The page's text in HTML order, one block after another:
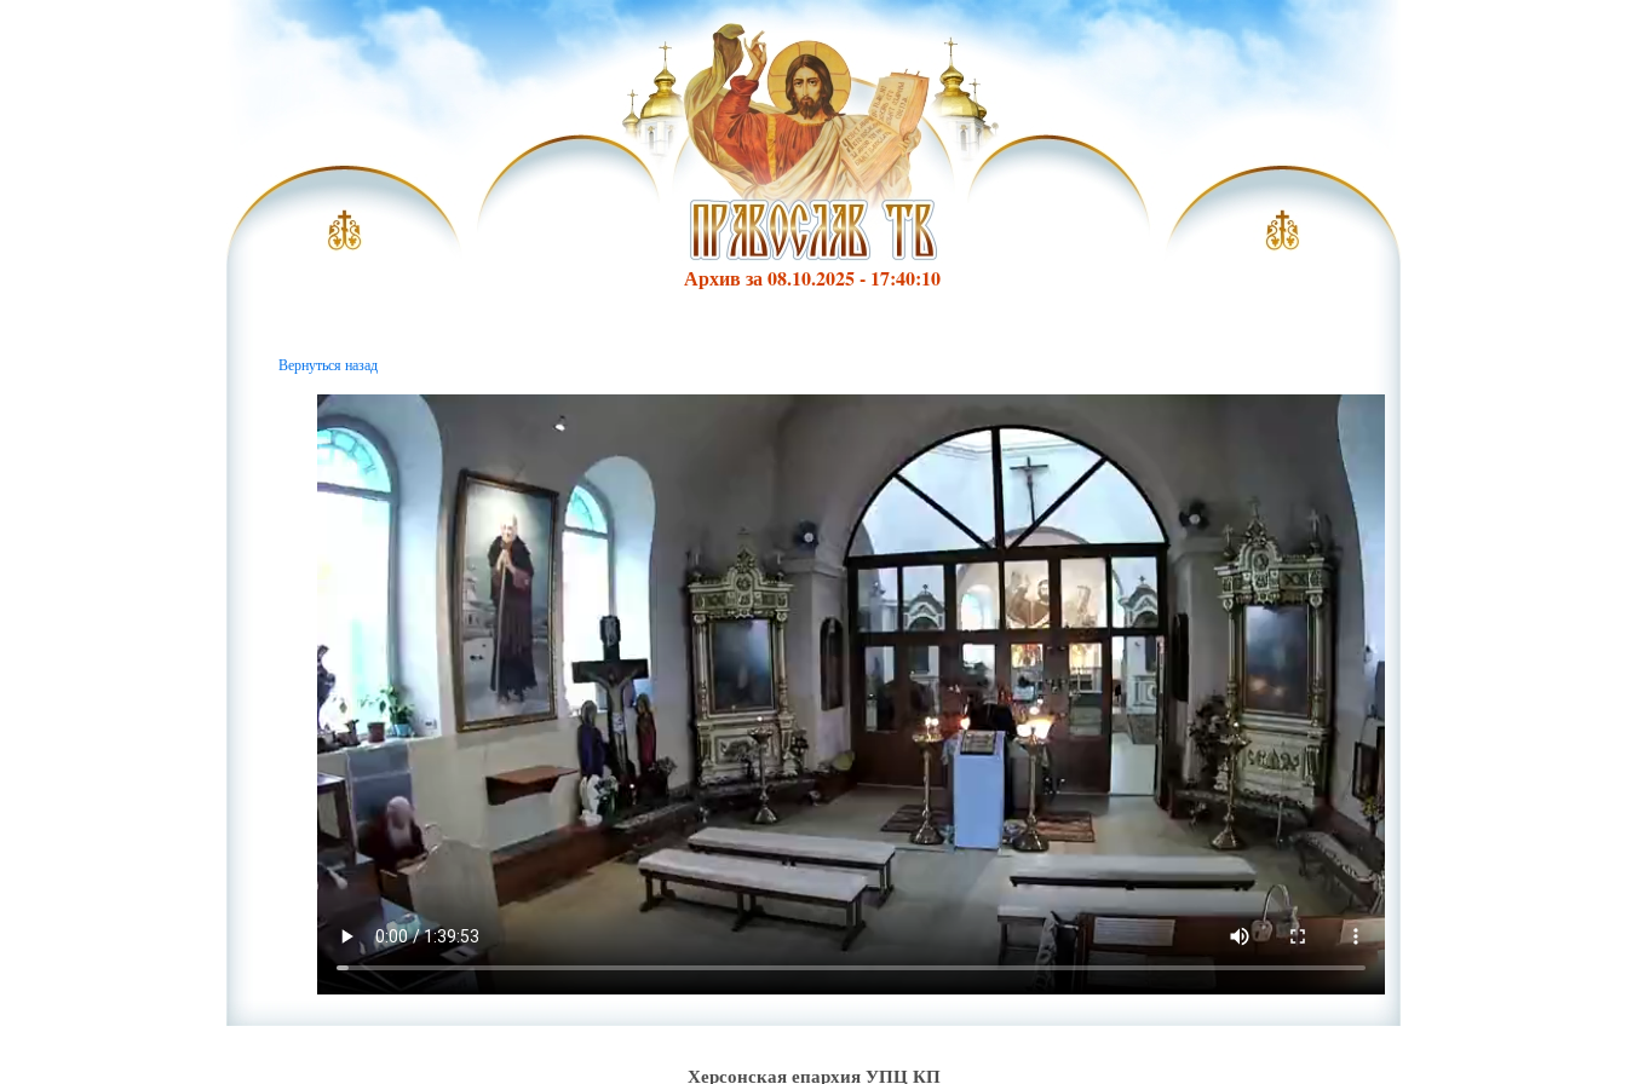
Архив за 08.10.2025 - 17:40:10
Вернуться назад
Херсонская епархия УПЦ КП